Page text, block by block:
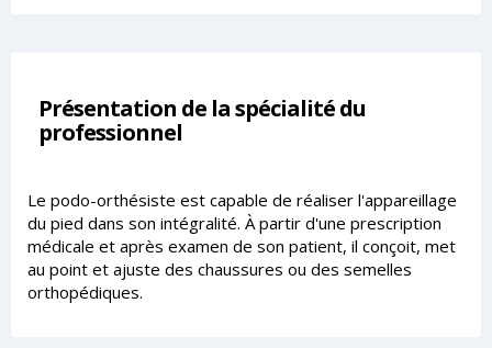
Présentation de la spécialité du
professionnel
Le podo-orthésiste est capable de réaliser l'appareillage
du pied dans son intégralité. À partir d'une prescription
médicale et après examen de son patient, il conçoit, met
au point et ajuste des chaussures ou des semelles
orthopédiques.